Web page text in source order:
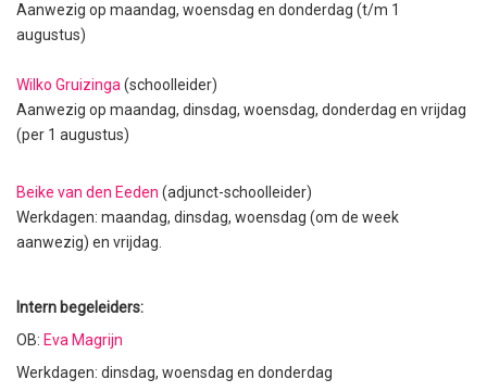
Aanwezig op maandag, woensdag en donderdag (t/m 1
augustus)
Wilko Gruizinga(schoolleider)
Aanwezig op maandag, dinsdag, woensdag, donderdag en vrijdag
(per 1 augustus)
Beike van den Eeden (adjunct-schoolleider)
Werkdagen: maandag, dinsdag, woensdag (om de week
aanwezig) en vrijdag.
Intern begeleiders:
OB: Eva Magrijn
Werkdagen: dinsdag, woensdag en donderdag